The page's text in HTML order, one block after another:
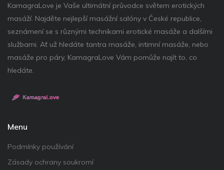
KamagraLove je Vaše ultimátní průvodce světem erotických
masáží. Najděte nejlepší masážní salóny v České republice,
seznámení se s různými technikami erotické masáže a dalšími
službami. Ať už hledáte tantra masáže, intimní masáže, nebo
masáže pro páry, KamagraLove Vám pomůže najít to, co
hledáte.
Menu
Podmínky používání
Zásady ochrany soukromí